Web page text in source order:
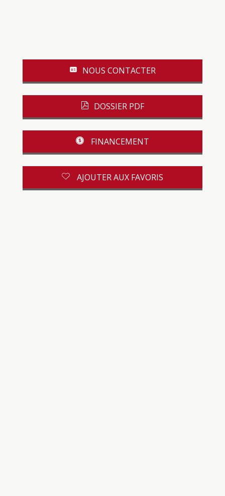
NOUS CONTACTER
DOSSIER PDF
FINANCEMENT
AJOUTER AUX FAVORIS